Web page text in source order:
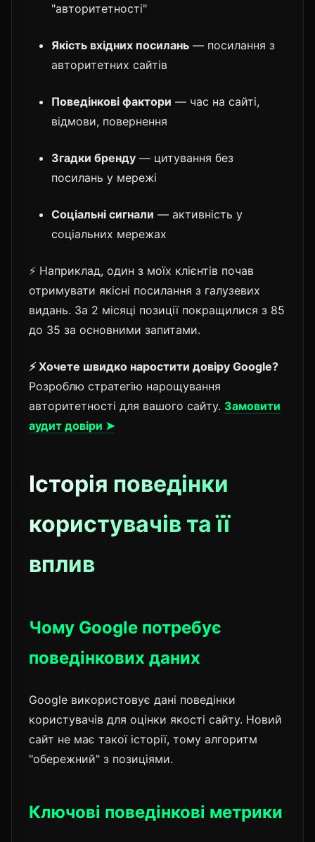
"авторитетності"
Якість вхідних посилань — посилання з
авторитетних сайтів
Поведінкові фактори — час на сайті,
відмови, повернення
Згадки бренду — цитування без
посилань у мережі
Соціальні сигнали — активність у
соціальних мережах
⚡ Наприклад, один з моїх клієнтів почав
отримувати якісні посилання з галузевих
видань. За 2 місяці позиції покращилися з 85
до 35 за основними запитами.
⚡ Хочете швидко наростити довіру Google?
Розроблю стратегію нарощування
авторитетності для вашого сайту. Замовити
аудит довіри ➤
Історія поведінки
користувачів та її
вплив
Чому Google потребує
поведінкових даних
Google використовує дані поведінки
користувачів для оцінки якості сайту. Новий
сайт не має такої історії, тому алгоритм
"обережний" з позиціями.
Ключові поведінкові метрики